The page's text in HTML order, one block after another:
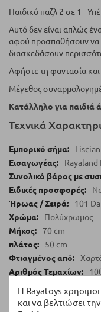
Η Rayatoys
και να βελτιώσει
Παιδικό παζλ 2 σε 1 -
Αυτό δεν είναι απλώς
αφού προσπαθήσουν να
διασκεδάσουν
Αφήστε τη φαντασία και
Μέγεθος
Κατάλληλο για
Τεχνικά
Rayaland
101
Πολύχρωμος
70 cm
50 cm
άνω των 5